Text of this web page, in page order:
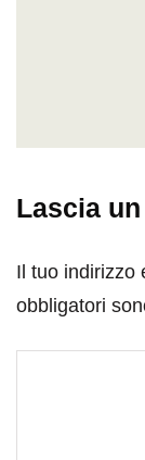
Lascia
Il tuo indirizzo
obbligatori